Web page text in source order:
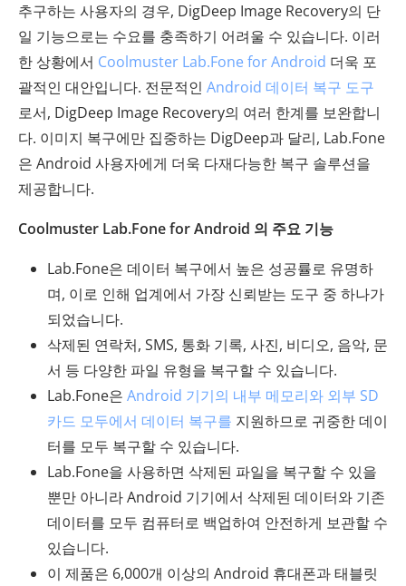
추구하는 사용자의 경우, DigDeep Image Recovery의 단
일 기능으로는 수요를 충족하기 어려울 수 있습니다. 이러
한 상황에서 Coolmuster Lab.Fone for Android 더욱 포
괄적인 대안입니다. 전문적인 Android 데이터 복구 도구
로서, DigDeep Image Recovery의 여러 한계를 보완합니
다. 이미지 복구에만 집중하는 DigDeep과 달리, Lab.Fone
은 Android 사용자에게 더욱 다재다능한 복구 솔루션을
제공합니다.
Coolmuster Lab.Fone for Android 의 주요 기능
Lab.Fone은 데이터 복구에서 높은 성공률로 유명하
며, 이로 인해 업계에서 가장 신뢰받는 도구 중 하나가
되었습니다.
삭제된 연락처, SMS, 통화 기록, 사진, 비디오, 음악, 문
서 등 다양한 파일 유형을 복구할 수 있습니다.
Lab.Fone은 Android 기기의 내부 메모리와 외부 SD
카드 모두에서 데이터 복구를 지원하므로 귀중한 데이
터를 모두 복구할 수 있습니다.
Lab.Fone을 사용하면 삭제된 파일을 복구할 수 있을
뿐만 아니라 Android 기기에서 삭제된 데이터와 기존
데이터를 모두 컴퓨터로 백업하여 안전하게 보관할 수
있습니다.
이 제품은 6,000개 이상의 Android 휴대폰과 태블릿